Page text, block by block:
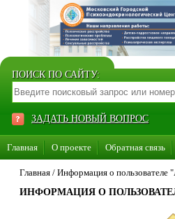
ПОИСК ПО САЙТУ:
ЗАДАТЬ НОВЫЙ ВОПРОС
Главная О проекте Обратная связь
Стать консультантом нашего сайта
Суперакция «Каждому врачу свой сайт»
Главная / Информация о пользователе
ИНФОРМАЦИЯ О